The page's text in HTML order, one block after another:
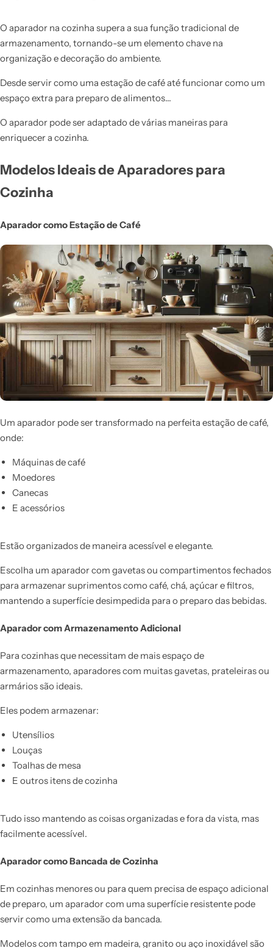
O aparador na cozinha supera a sua função tradicional de
armazenamento, tornando-se um elemento chave na
organização e decoração do ambiente.
Desde servir como uma estação de café até funcionar como um
espaço extra para preparo de alimentos…
O aparador pode ser adaptado de várias maneiras para
enriquecer a cozinha.
Modelos Ideais de Aparadores para
Cozinha
Aparador como Estação de Café
Um aparador pode ser transformado na perfeita estação de café,
onde:
Máquinas de café
Moedores
Canecas
E acessórios
Estão organizados de maneira acessível e elegante.
Escolha um aparador com gavetas ou compartimentos fechados
para armazenar suprimentos como café, chá, açúcar e filtros,
mantendo a superfície desimpedida para o preparo das bebidas.
Aparador com Armazenamento Adicional
Para cozinhas que necessitam de mais espaço de
armazenamento, aparadores com muitas gavetas, prateleiras ou
armários são ideais.
Eles podem armazenar:
Utensílios
Louças
Toalhas de mesa
E outros itens de cozinha
Tudo isso mantendo as coisas organizadas e fora da vista, mas
facilmente acessível.
Aparador como Bancada de Cozinha
Em cozinhas menores ou para quem precisa de espaço adicional
de preparo, um aparador com uma superfície resistente pode
servir como uma extensão da bancada.
Modelos com tampo em madeira, granito ou aço inoxidável são